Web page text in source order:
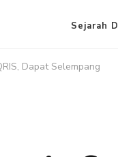
Sejarah
Dapat Selempang